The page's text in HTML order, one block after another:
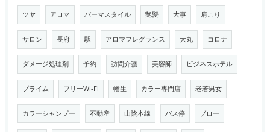
ツヤ アロマ パーマスタイル 艶髪 大事 肩こり
サロン 長府 駅 アロマフレグランス 大丸 コロナ
ダメージ処理剤 予約 訪問介護 美容師 ビジネスホテル
プライム フリーWi-Fi 幡生 カラー専門店 老若男女
カラーシャンプー 不動産 山陰本線 バス停 ブロー